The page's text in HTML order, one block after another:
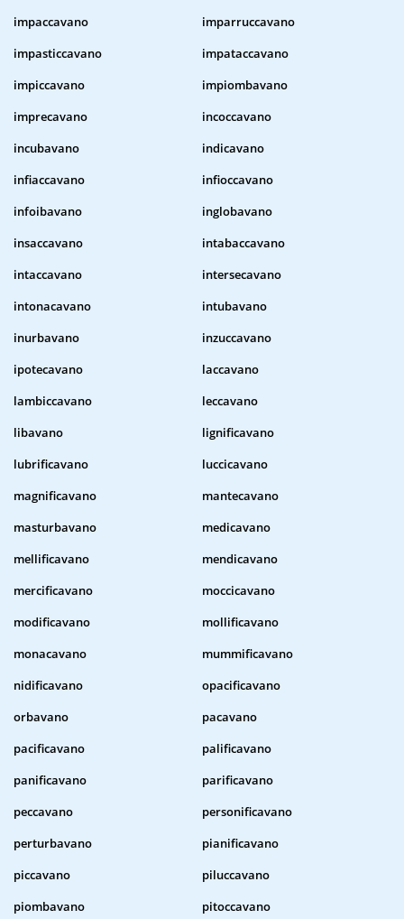
impaccavano
imparruccavano
impasticcavano
impataccavano
impiccavano
impiombavano
imprecavano
incoccavano
incubavano
indicavano
infiaccavano
infioccavano
infoibavano
inglobavano
insaccavano
intabaccavano
intaccavano
intersecavano
intonacavano
intubavano
inurbavano
inzuccavano
ipotecavano
laccavano
lambiccavano
leccavano
libavano
lignificavano
lubrificavano
luccicavano
magnificavano
mantecavano
masturbavano
medicavano
mellificavano
mendicavano
mercificavano
moccicavano
modificavano
mollificavano
monacavano
mummificavano
nidificavano
opacificavano
orbavano
pacavano
pacificavano
palificavano
panificavano
parificavano
peccavano
personificavano
perturbavano
pianificavano
piccavano
piluccavano
piombavano
pitoccavano